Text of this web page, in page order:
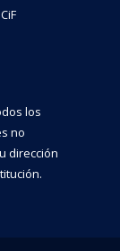
los
no
dirección